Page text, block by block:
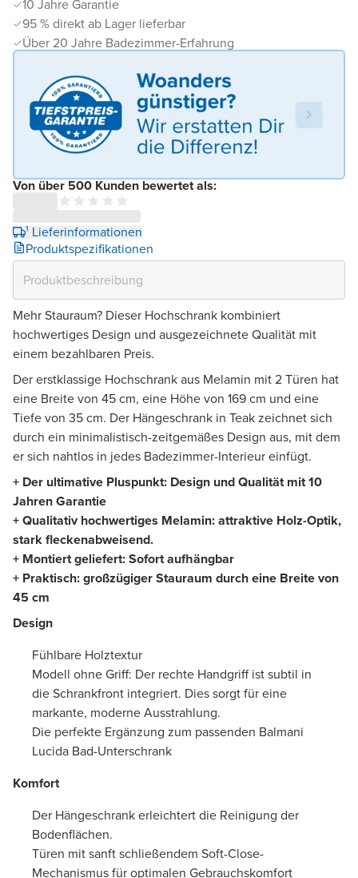
10 Jahre Garantie
95 % direkt ab Lager lieferbar
Über 20 Jahre Badezimmer-Erfahrung
Von über 500 Kunden bewertet als:
¹ Lieferinformationen
Produktspezifikationen
Mehr Stauraum? Dieser Hochschrank kombiniert
hochwertiges Design und ausgezeichnete Qualität mit
einem bezahlbaren Preis.
Der erstklassige Hochschrank aus Melamin mit 2 Türen hat
eine Breite von 45 cm, eine Höhe von 169 cm und eine
Tiefe von 35 cm. Der Hängeschrank in Teak zeichnet sich
durch ein minimalistisch-zeitgemäßes Design aus, mit dem
er sich nahtlos in jedes Badezimmer-Interieur einfügt.
+ Der ultimative Pluspunkt: Design und Qualität mit 10
Jahren Garantie
+ Qualitativ hochwertiges Melamin: attraktive Holz-Optik,
stark fleckenabweisend.
+ Montiert geliefert: Sofort aufhängbar
+ Praktisch: großzügiger Stauraum durch eine Breite von
45 cm
Design
Fühlbare Holztextur
Modell ohne Griff: Der rechte Handgriff ist subtil in
die Schrankfront integriert. Dies sorgt für eine
markante, moderne Ausstrahlung.
Die perfekte Ergänzung zum passenden Balmani
Lucida Bad-Unterschrank
Komfort
Der Hängeschrank erleichtert die Reinigung der
Bodenflächen.
Türen mit sanft schließendem Soft-Close-
Mechanismus für optimalen Gebrauchskomfort